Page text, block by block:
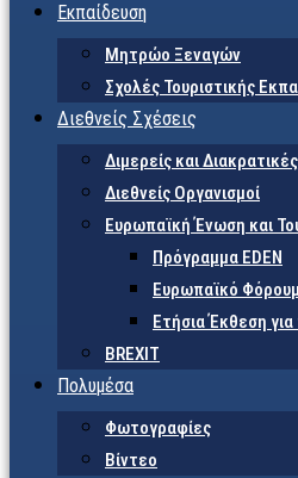
Εκπαίδευση
Μητρώο Ξεναγών
Σχολές Τουριστικής
Διεθνείς Σχέσεις
Διμερείς και
Διεθνείς Οργανισμοί
Ευρωπαϊκή Ένωση και
Πρόγραμμα EDEN
Ευρωπαϊκό Φόρουμ
Ετήσια Έκθεση για
BREXIT
Πολυμέσα
Φωτογραφίες
Βίντεο